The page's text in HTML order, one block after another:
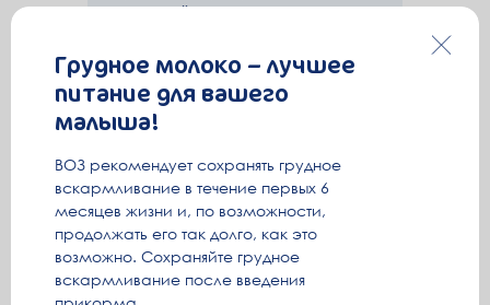
нарушений и что помогает выстроить
Читать ›
Грудное молоко – лучшее
питание для вашего
малыша!
ВОЗ рекомендует сохранять грудное
вскармливание в течение первых 6
месяцев жизни и, по возможности,
продолжать его так долго, как это
возможно. Сохраняйте грудное
вскармливание после введения